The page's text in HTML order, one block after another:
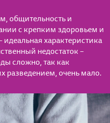
общительность и
с крепким здоровьем и
характеристика
недостаток –
сложно, так как
очень мало.